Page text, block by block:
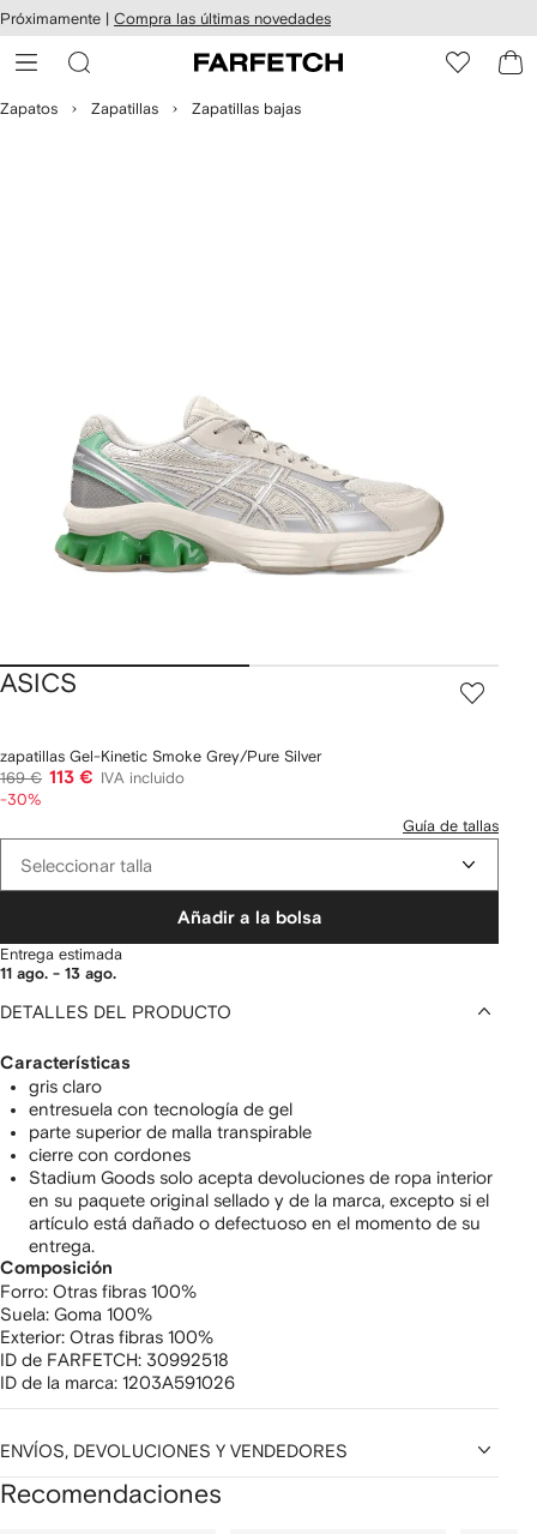
al
Próximamente | Compra las últimas novedades
Zapatos Zapatillas Zapatillas bajas
ASICS
zapatillas Gel-Kinetic Smoke Grey/Pure Silver
169 € 113 €
IVA incluido
-30%
Guía de tallas
Seleccionar talla
Añadir a la bolsa
Entrega estimada
11 ago. - 13 ago.
DETALLES DEL PRODUCTO
Características
gris claro
entresuela con tecnología de gel
parte superior de malla transpirable
cierre con cordones
Stadium Goods solo acepta devoluciones de ropa interior
en su paquete original sellado y de la marca, excepto si el
artículo está dañado o defectuoso en el momento de su
entrega.
Composición
Forro: Otras fibras 100%
Suela: Goma 100%
Exterior: Otras fibras 100%
ID de FARFETCH: 30992518
ID de la marca: 1203A591026
ENVÍOS, DEVOLUCIONES Y VENDEDORES
Recomendaciones